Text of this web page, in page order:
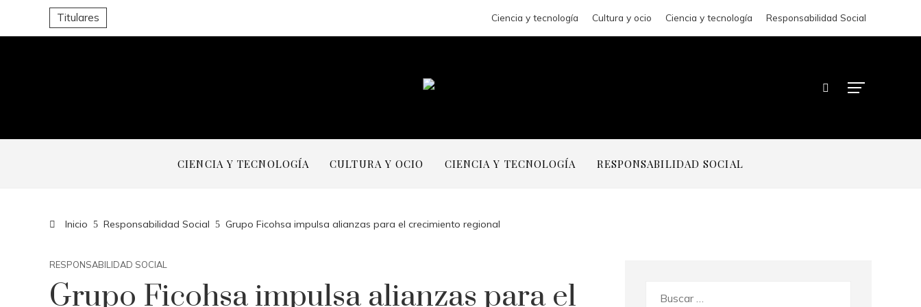
Titulares Ciencia y tecnología Cultura y ocio Ciencia y tecnología Responsabilidad Social
CIENCIA Y TECNOLOGÍA CULTURA Y OCIO CIENCIA Y TECNOLOGÍA RESPONSABILIDAD SOCIAL
Inicio Responsabilidad Social Grupo Ficohsa impulsa alianzas para el crecimiento regional
RESPONSABILIDAD SOCIAL
Grupo Ficohsa impulsa alianzas para el